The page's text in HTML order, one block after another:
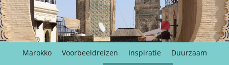
Marokko Voorbeeldreizen Inspiratie Duurzaam